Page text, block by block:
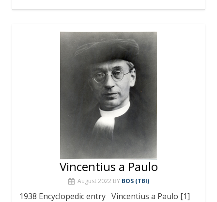
Vincentius a Paulo
August 2022 BY BOS (TBI)
1938 Encyclopedic entry Vincentius a Paulo [1]